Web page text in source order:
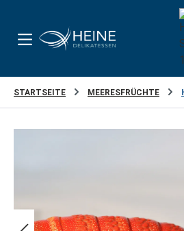
STARTSEITE MEERESFRÜCHTE